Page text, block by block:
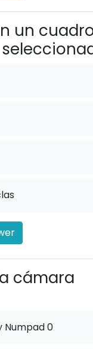
un
cámara
Numpad 0